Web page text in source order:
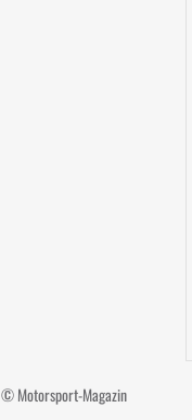
© Motorsport-Magazin